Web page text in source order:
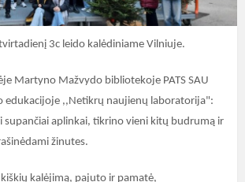
3c leido kalėdiniame Vilniuje.
Martyno Mažvydo bibliotekoje PATS SAU
edukacijoje ,,Netikrų naujienų laboratorija":
supančiai aplinkai, tikrino vieni kitų budrumą ir
žinutes.
kalėjimą, pajuto ir pamatė,